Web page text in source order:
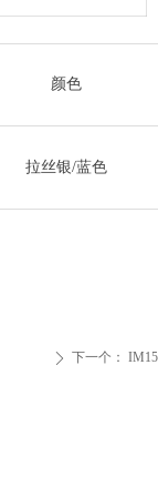
ꄲ 下一个： IM15
颜色
拉丝银/蓝色